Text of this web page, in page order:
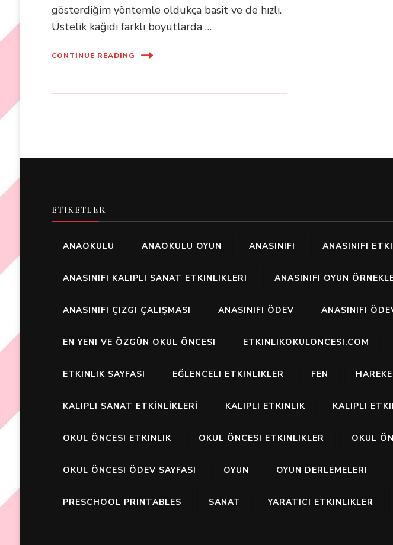
gösterdiğim yöntemle oldukça basit ve de hızlı.
Üstelik kağıdı farklı boyutlarda …
CONTINUE READING
ETIKETLER
ANAOKULU ANAOKULU OYUN ANASINIFI ANASINIFI
ANASINIFI KALIPLI SANAT ETKINLIKLERI ANASINIFI OYUN
ANASINIFI ÇIZGI ÇALIŞMASI ANASINIFI ÖDEV ANASINIFI
EN YENI VE ÖZGÜN OKUL ÖNCESI ETKINLIKOKULONCESI.COM
ETKINLIK SAYFASI EĞLENCELI ETKINLIKLER FEN
KALIPLI SANAT ETKİNLİKLERİ KALIPLI ETKINLIK KALIPLI
OKUL ÖNCESI ETKINLIK OKUL ÖNCESI ETKINLIKLER OKUL
OKUL ÖNCESI ÖDEV SAYFASI OYUN OYUN DERLEMELERI
PRESCHOOL PRINTABLES SANAT YARATICI ETKINLIKLER